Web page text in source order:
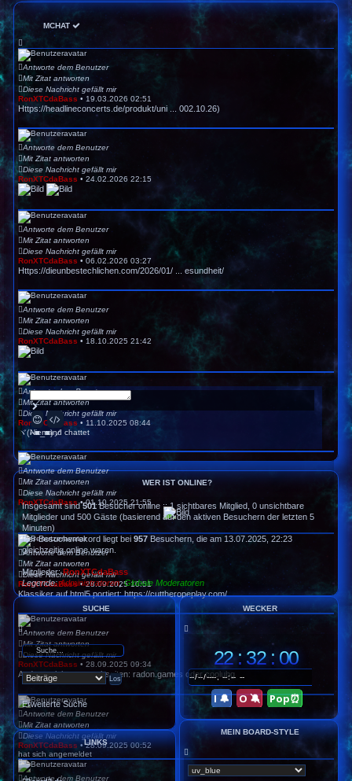
MCHAT
Antworte dem Benutzer
Mit Zitat antworten
Diese Nachricht gefällt mir
RonXTCdaBass • 19.03.2026 02:51
Https://headlineconcerts.de/produkt/uni ... 002.10.26)
Antworte dem Benutzer
Mit Zitat antworten
Diese Nachricht gefällt mir
RonXTCdaBass • 24.02.2026 22:15
Antworte dem Benutzer
Mit Zitat antworten
Diese Nachricht gefällt mir
RonXTCdaBass • 06.02.2026 03:27
Https://dieunbestechlichen.com/2026/01/ ... esundheit/
Antworte dem Benutzer
Mit Zitat antworten
Diese Nachricht gefällt mir
RonXTCdaBass • 18.10.2025 21:42
Antworte dem Benutzer
Mit Zitat antworten
Diese Nachricht gefällt mir
RonXTCdaBass • 11.10.2025 08:44
ヾ(⌐■_■)ノ
Antworte dem Benutzer
Mit Zitat antworten
Diese Nachricht gefällt mir
RonXTCdaBass•01.10.2025 21:55
Antworte dem Benutzer
Mit Zitat antworten
Diese Nachricht gefällt mir
RonXTCdaBass•28.09.2025 10:51
Klassiker auf html5 portiert:https://cuttheropeplay.com/
Antworte dem Benutzer
Mit Zitat antworten
Diese Nachricht gefällt mir
RonXTCdaBass • 28.09.2025 09:34
Andere mini-game webseiten: radon.games odercoolubg
Antworte dem Benutzer
Mit Zitat antworten
Diese Nachricht gefällt mir
RonXTCdaBass •28.09.2025 00:52
hat sich angemeldet
Antworte dem Benutzer
S
e
n
d
e
n
SmiliesBBCodes
Niemand chattet
WER IST ONLINE?
Insgesamt sind501Besucher online :: 1 sichtbares Mitglied, 0 unsichtbare
Mitglieder und 500 Gäste (basierend auf den aktiven Besuchern der letzten 5
Minuten)
Der Besucherrekord liegt bei 957 Besuchern, die am 13.07.2025, 22:23
gleichzeitig online waren.
Mitglieder:RonXTCdaBass
Legende:Administratoren,Globale Moderatoren
SUCHE
Erweiterte Suche
LINKS
WECKER
22 : 32 : 01
I 🔔 O 🔕 Pop⏰
MEIN BOARD-STYLE